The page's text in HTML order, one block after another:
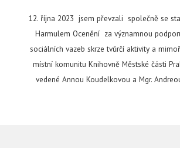
12. října 2023 jsem převzali společně se
Harmulem Ocenění za významnou
sociálních vazeb skrze tvůrčí aktivity a
místní komunitu Knihovně Městské části
vedené Annou Koudelkovou a Mgr.